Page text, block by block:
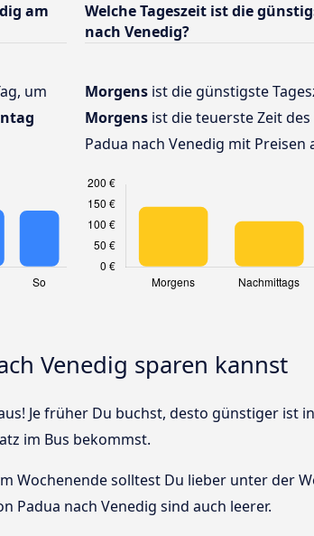
am
um
Welche Tageszeit ist die
nach Venedig?
Morgens ist die günstigste
Morgens ist die teuerste Zeit
Padua nach Venedig mit Preisen
Venedig sparen kannst
Je früher Du buchst, desto günstiger ist
im Bus bekommst.
Wochenende solltest Du lieber unter der
Padua nach Venedig sind auch leerer.